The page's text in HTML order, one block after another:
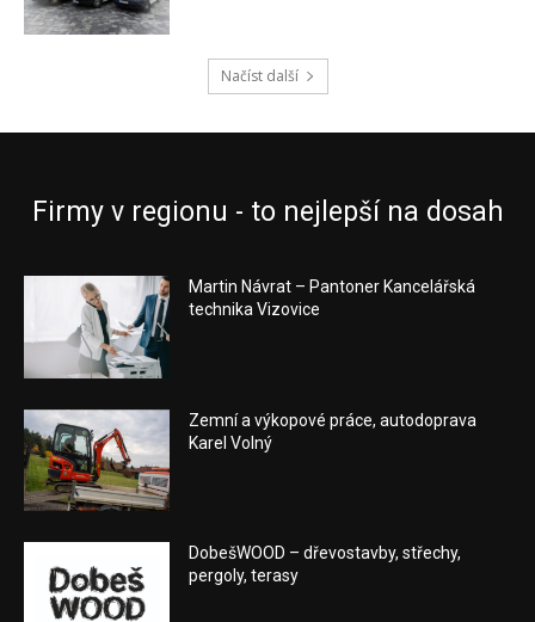
Načíst další
Firmy v regionu - to nejlepší na dosah
Martin Návrat – Pantoner Kancelářská
technika Vizovice
Zemní a výkopové práce, autodoprava
Karel Volný
DobešWOOD – dřevostavby, střechy,
pergoly, terasy